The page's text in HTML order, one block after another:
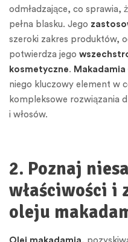
odmładzające, co sprawia,
pełna blasku. Jego
szeroki zakres produktów,
potwierdza jego
kosmetyczne. Makadamia
niego kluczowy element w
kompleksowe rozwiązania
i włosów.
2. Poznaj
właściwości i
oleju